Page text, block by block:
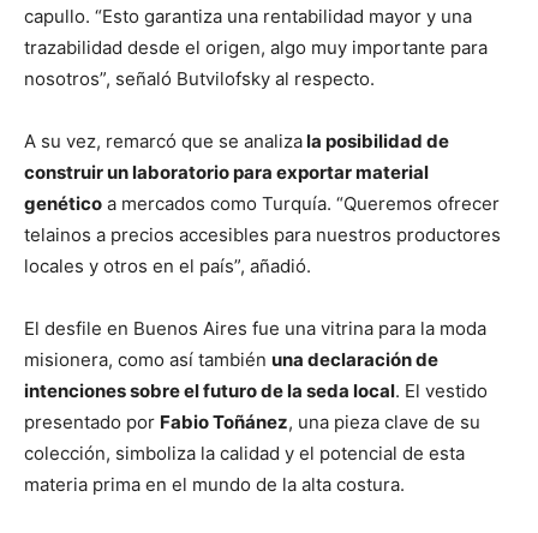
capullo. “Esto garantiza una rentabilidad mayor y una
trazabilidad desde el origen, algo muy importante para
nosotros”, señaló Butvilofsky al respecto.
A su vez, remarcó que se analizala posibilidad de
construir un laboratorio para exportar material
genético a mercados como Turquía. “Queremos ofrecer
telainos a precios accesibles para nuestros productores
locales y otros en el país”, añadió.
El desfile en Buenos Aires fue una vitrina para la moda
misionera, como así también una declaración de
intenciones sobre el futuro de la seda local. El vestido
presentado por Fabio Toñánez, una pieza clave de su
colección, simboliza la calidad y el potencial de esta
materia prima en el mundo de la alta costura.